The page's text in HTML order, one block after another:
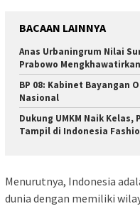
BACAAN LAINNYA
Anas Urbaningrum Nilai
Prabowo
BP 08: Kabinet Bayangan
Nasional
Dukung UMKM Naik Kelas,
Tampil di Indonesia
Menurutnya, Indonesia
dunia dengan memiliki